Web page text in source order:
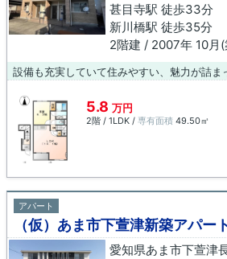
甚目寺駅 徒歩33分
新川橋駅 徒歩35分
2階建 / 2007年 10月(
5.8 万円
2階 / 1LDK / 専有面積 49.50㎡
アパート
（仮）あま市下萱津新築アパー
愛知県あま市下萱津